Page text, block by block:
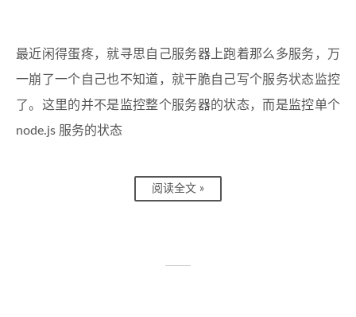
最近闲得蛋疼，就寻思自己服务器上跑着那么多服务，万
一崩了一个自己也不知道，就干脆自己写个服务状态监控
了。这里的并不是监控整个服务器的状态，而是监控单个
node.js 服务的状态
阅读全文 »